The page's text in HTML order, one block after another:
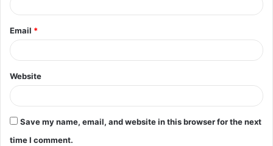
Email *
Website
Save my name, email, and website in this browser for the next
time I comment.